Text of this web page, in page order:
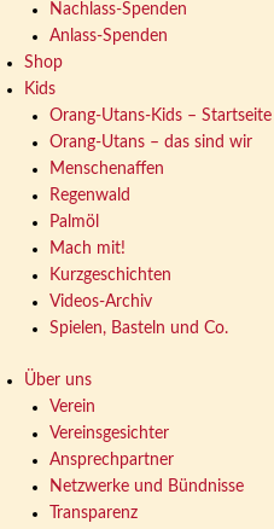
Nachlass-Spenden
Anlass-Spenden
Shop
Kids
Orang-Utans-Kids – Startseite
Orang-Utans – das sind wir
Menschenaffen
Regenwald
Palmöl
Mach mit!
Kurzgeschichten
Videos-Archiv
Spielen, Basteln und Co.
Über uns
Verein
Vereinsgesichter
Ansprechpartner
Netzwerke und Bündnisse
Transparenz